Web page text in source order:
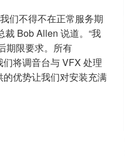
们不得不在正常服务期
裁 Bob Allen 说道。“我
期限要求。所有
将调音台与 VFX 处理
优势让我们对安装充满